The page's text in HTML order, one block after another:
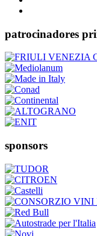
patrocinadores
sponsors